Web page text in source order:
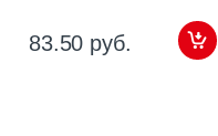
83.50 руб.